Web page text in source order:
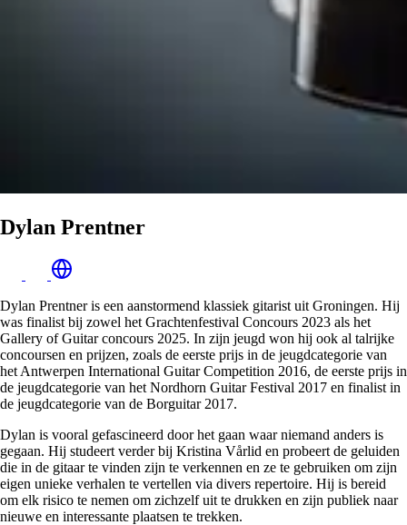
Dylan Prentner
Dylan Prentner is een aanstormend klassiek gitarist uit Groningen. Hij
was finalist bij zowel het Grachtenfestival Concours 2023 als het
Gallery of Guitar concours 2025. In zijn jeugd won hij ook al talrijke
concoursen en prijzen, zoals de eerste prijs in de jeugdcategorie van
het Antwerpen International Guitar Competition 2016, de eerste prijs in
de jeugdcategorie van het Nordhorn Guitar Festival 2017 en finalist in
de jeugdcategorie van de Borguitar 2017.
Dylan is vooral gefascineerd door het gaan waar niemand anders is
gegaan. Hij studeert verder bij Kristina Vårlid en probeert de geluiden
die in de gitaar te vinden zijn te verkennen en ze te gebruiken om zijn
eigen unieke verhalen te vertellen via divers repertoire. Hij is bereid
om elk risico te nemen om zichzelf uit te drukken en zijn publiek naar
nieuwe en interessante plaatsen te trekken.